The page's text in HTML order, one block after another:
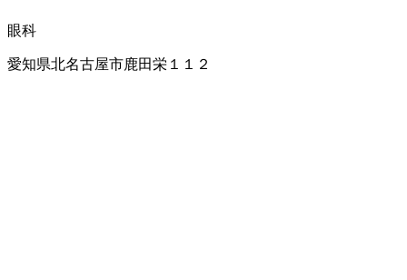
眼科
愛知県北名古屋市鹿田栄１１２